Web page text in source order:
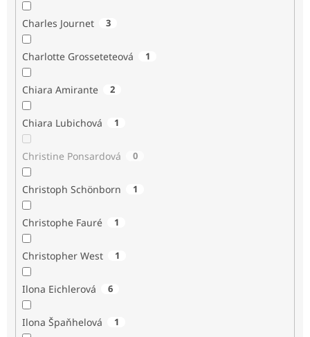
Charles Journet 3
Charlotte Grosseteteová 1
Chiara Amirante 2
Chiara Lubichová 1
Christine Ponsardová 0
Christoph Schönborn 1
Christophe Fauré 1
Christopher West 1
Ilona Eichlerová 6
Ilona Špaňhelová 1